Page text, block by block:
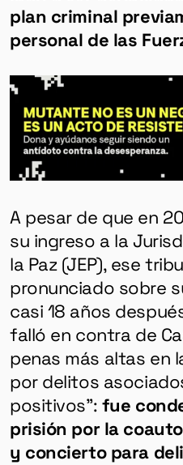
plan criminal
personal de las
A pesar de que en
su ingreso a la
la Paz (JEP), ese
pronunciado sobre
casi 18 años
falló en contra de
penas más altas en
por delitos
positivos”: fue
prisión por la
y concierto para